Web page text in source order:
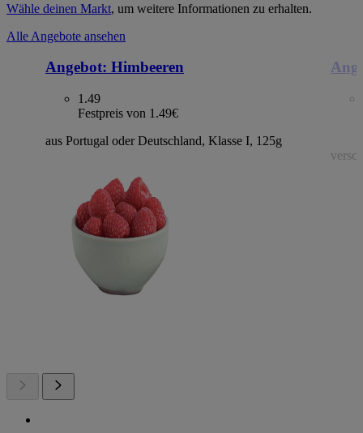
Wähle deinen Markt, um weitere Informationen zu erhalten.
Alle Angebote ansehen
Angebot: Himbeeren
1.49
Festpreis von 1.49€
aus Portugal oder Deutschland, Klasse I, 125g